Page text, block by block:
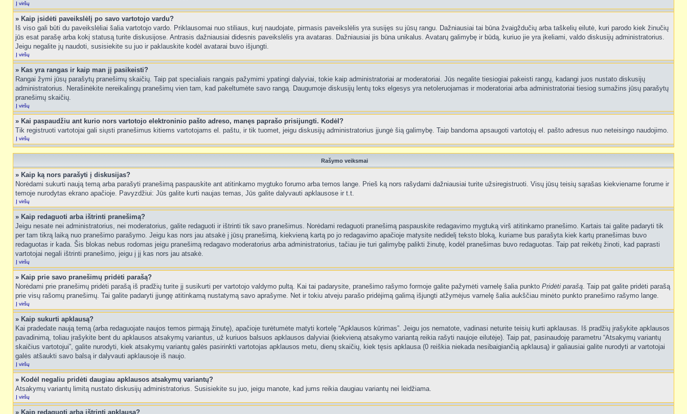
Į viršų
» Kaip įsidėti paveikslėlį po savo vartotojo vardu?
Iš viso gali būti du paveikslėliai šalia vartotojo vardo. Priklausomai nuo stiliaus, kurį naudojate, pirmasis paveikslėlis yra susijęs su jūsų rangu. Dažniausiai tai būna žvaigždučių arba taškelių eilutė, kuri parodo kiek žinučių
jūs esat parašę arba kokį statusą turite diskusijose. Antrasis dažniausiai didesnis paveikslėlis yra avataras. Dažniausiai jis būna unikalus. Avatarų galimybę ir būdą, kuriuo jie yra įkeliami, valdo diskusijų administratorius.
Jeigu negalite jų naudoti, susisiekite su juo ir paklauskite kodėl avatarai buvo išjungti.
Į viršų
» Kas yra rangas ir kaip man jį pasikeisti?
Rangai žymi jūsų parašytų pranešimų skaičių. Taip pat specialiais rangais pažymimi ypatingi dalyviai, tokie kaip administratoriai ar moderatoriai. Jūs negalite tiesiogiai pakeisti rangų, kadangi juos nustato diskusijų
administratorius. Nerašinėkite nereikalingų pranešimų vien tam, kad pakeltumėte savo rangą. Daugumoje diskusijų lentų toks elgesys yra netoleruojamas ir moderatoriai arba administratoriai tiesiog sumažins jūsų parašytų
pranešimų skaičių.
Į viršų
» Kai paspaudžiu ant kurio nors vartotojo elektroninio pašto adreso, manęs paprašo prisijungti. Kodėl?
Tik registruoti vartotojai gali siųsti pranešimus kitiems vartotojams el. paštu, ir tik tuomet, jeigu diskusijų administratorius įjungė šią galimybę. Taip bandoma apsaugoti vartotojų el. pašto adresus nuo neteisingo naudojimo.
Į viršų
Rašymo veiksmai
» Kaip ką nors parašyti į diskusijas?
Norėdami sukurti naują temą arba parašyti pranešimą paspauskite ant atitinkamo mygtuko forumo arba temos lange. Prieš ką nors rašydami dažniausiai turite užsiregistruoti. Visų jūsų teisių sąrašas kiekviename forume ir
temoje nurodytas ekrano apačioje. Pavyzdžiui: Jūs galite kurti naujas temas, Jūs galite dalyvauti apklausose ir t.t.
Į viršų
» Kaip redaguoti arba ištrinti pranešimą?
Jeigu nesate nei administratorius, nei moderatorius, galite redaguoti ir ištrinti tik savo pranešimus. Norėdami redaguoti pranešimą paspauskite redagavimo mygtuką virš atitinkamo pranešimo. Kartais tai galite padaryti tik
per tam tikrą laiką nuo pranešimo parašymo. Jeigu kas nors jau atsakė į jūsų pranešimą, kiekvieną kartą po jo redagavimo apačioje matysite nedidelį teksto bloką, kuriame bus parašyta kiek kartų pranešimas buvo
redaguotas ir kada. Šis blokas nebus rodomas jeigu pranešimą redagavo moderatorius arba administratorius, tačiau jie turi galimybę palikti žinutę, kodėl pranešimas buvo redaguotas. Taip pat reikėtų žinoti, kad paprasti
vartotojai negali ištrinti pranešimo, jeigu į jį kas nors jau atsakė.
Į viršų
» Kaip prie savo pranešimų pridėti parašą?
Norėdami prie pranešimų pridėti parašą iš pradžių turite jį susikurti per vartotojo valdymo pultą. Kai tai padarysite, pranešimo rašymo formoje galite pažymėti varnelę šalia punkto Pridėti parašą. Taip pat galite pridėti parašą
prie visų rašomų pranešimų. Tai galite padaryti įjungę atitinkamą nustatymą savo aprašyme. Net ir tokiu atveju parašo pridėjimą galimą išjungti atžymėjus varnelę šalia aukščiau minėto punkto pranešimo rašymo lange.
Į viršų
» Kaip sukurti apklausą?
Kai pradedate naują temą (arba redaguojate naujos temos pirmąją žinutę), apačioje turėtumėte matyti kortelę “Apklausos kūrimas”. Jeigu jos nematote, vadinasi neturite teisių kurti apklausas. Iš pradžių įrašykite apklausos
pavadinimą, toliau įrašykite bent du apklausos atsakymų variantus, už kuriuos balsuos apklausos dalyviai (kiekvieną atsakymo variantą reikia rašyti naujoje eilutėje). Taip pat, pasinaudoję parametru “Atsakymų variantų
skaičius vartotojui”, galite nurodyti, kiek atsakymų variantų galės pasirinkti vartotojas apklausos metu, dienų skaičių, kiek tęsis apklausa (0 reiškia niekada nesibaigiančią apklausą) ir galiausiai galite nurodyti ar vartotojai
galės atšaukti savo balsą ir dalyvauti apklausoje iš naujo.
Į viršų
» Kodėl negaliu pridėti daugiau apklausos atsakymų variantų?
Atsakymų variantų limitą nustato diskusijų administratorius. Susisiekite su juo, jeigu manote, kad jums reikia daugiau variantų nei leidžiama.
Į viršų
» Kaip redaguoti arba ištrinti apklausą?